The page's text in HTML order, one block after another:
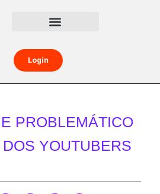
Login
PROBLEMÁTICO
YOUTUBERS